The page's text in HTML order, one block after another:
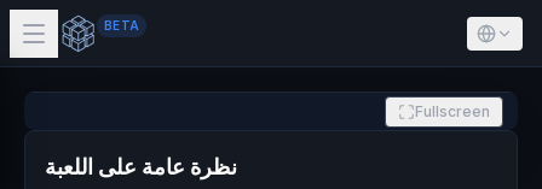
BETA
Fullscreen
نظرة عامة على اللعبة